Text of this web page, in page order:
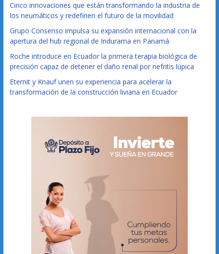
Cinco innovaciones que están transformando la industria de
los neumáticos y redefinen el futuro de la movilidad
Grupo Consenso impulsa su expansión internacional con la
apertura del hub regional de Indurama en Panamá
Roche introduce en Ecuador la primera terapia biológica de
precisión capaz de detener el daño renal por nefritis lúpica
Eternit y Knauf unen su experiencia para acelerar la
transformación de la construcción liviana en Ecuador